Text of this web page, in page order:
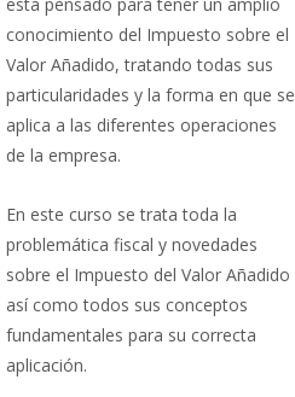
conocimiento del Impuesto sobre el
Valor Añadido, tratando todas sus
particularidades y la forma en que se
aplica a las diferentes operaciones
de la empresa.
En este curso se trata toda la
problemática fiscal y novedades
sobre el Impuesto del Valor Añadido
así como todos sus conceptos
fundamentales para su correcta
aplicación.